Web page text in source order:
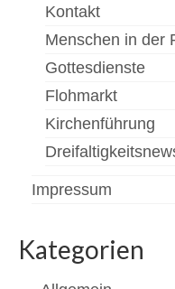
Kontakt
Menschen in der
Gottesdienste
Flohmarkt
Kirchenführung
Impressum
Kategorien